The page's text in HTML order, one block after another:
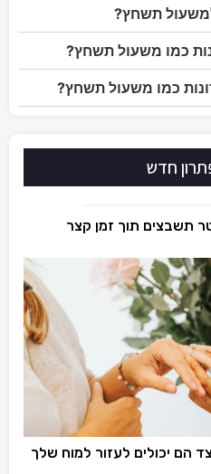
תשחץ?
כמו משעול תשחץ?
כמו משעול תשחץ?
חדש
תשבצים תוך זמן קצר
הם יכולים לעזור למוח שלך